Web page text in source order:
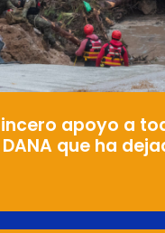
apoyo a
que ha